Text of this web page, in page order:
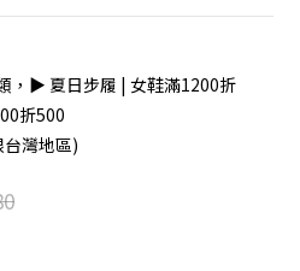
，▶︎ 夏日步履 | 女鞋滿1200折
折500
灣地區)